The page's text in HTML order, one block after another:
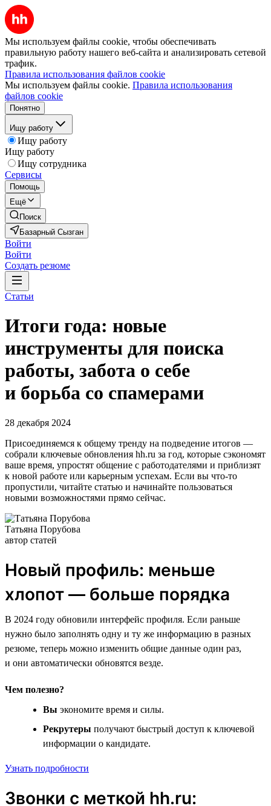
Мы используем файлы cookie, чтобы обеспечивать
правильную работу нашего веб-сайта и анализировать сетевой
трафик.
Правила использования файлов cookie
Мы используем файлы cookie. Правила использования
файлов cookie
Понятно
Ищу работу
Ищу работу
Ищу работу
Ищу сотрудника
Сервисы
Помощь
Ещё
Поиск
Базарный Сызган
Войти
Войти
Создать резюме
Статьи
Итоги года: новые
инструменты для поиска
работы, забота о себе
и борьба со спамерами
28 декабря 2024
Присоединяемся к общему тренду на подведение итогов —
собрали ключевые обновления hh.ru за год, которые сэкономят
ваше время, упростят общение с работодателями и приблизят
к новой работе или карьерным успехам. Если вы что-то
пропустили, читайте статью и начинайте пользоваться
новыми возможностями прямо сейчас.
Татьяна Порубова
автор статей
Новый профиль: меньше
хлопот — больше порядка
В 2024 году обновили интерфейс профиля. Если раньше
нужно было заполнять одну и ту же информацию в разных
резюме, теперь можно изменить общие данные один раз,
и они автоматически обновятся везде.
Чем полезно?
Вы экономите время и силы.
Рекрутеры получают быстрый доступ к ключевой
информации о кандидате.
Узнать подробности
Звонки с меткой hh.ru: